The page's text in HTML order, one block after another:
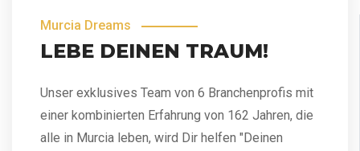
Murcia Dreams
LEBE DEINEN TRAUM!
Unser exklusives Team von 6 Branchenprofis mit
einer kombinierten Erfahrung von 162 Jahren, die
alle in Murcia leben, wird Dir helfen "Deinen